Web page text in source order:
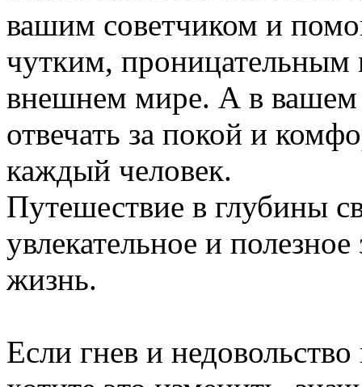
вашим советчиком и
чутким,
внешнем мире. А в
отвечать за покой и
каждый человек.
Путешествие в глубины
увлекательное и
жизнь.
Если гнев и